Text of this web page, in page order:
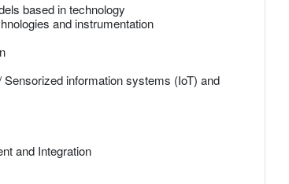
based in technology
and instrumentation
information systems (IoT) and
and Integration